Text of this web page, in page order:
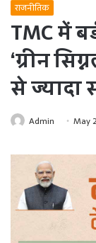
राजनीतिक
TMC में
‘ग्रीन
से ज्यादा
Admin May